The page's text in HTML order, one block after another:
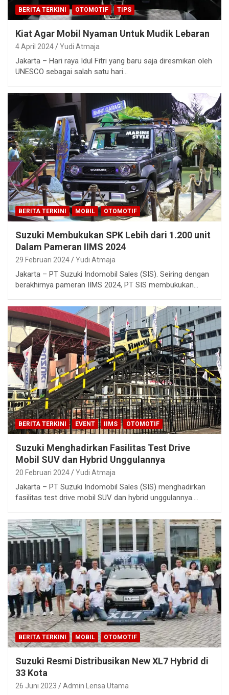
BERITA TERKINI OTOMOTIF TIPS
Kiat Agar Mobil Nyaman Untuk Mudik Lebaran
4 April 2024 Yudi Atmaja
Jakarta – Hari raya Idul Fitri yang baru saja diresmikan oleh
UNESCO sebagai salah satu hari…
BERITA TERKINI MOBIL OTOMOTIF
Suzuki Membukukan SPK Lebih dari 1.200 unit
Dalam Pameran IIMS 2024
29 Februari 2024 Yudi Atmaja
Jakarta – PT Suzuki Indomobil Sales (SIS). Seiring dengan
berakhirnya pameran IIMS 2024, PT SIS membukukan…
BERITA TERKINI EVENT IIMS OTOMOTIF
Suzuki Menghadirkan Fasilitas Test Drive
Mobil SUV dan Hybrid Unggulannya
20 Februari 2024 Yudi Atmaja
Jakarta – PT Suzuki Indomobil Sales (SIS) menghadirkan
fasilitas test drive mobil SUV dan hybrid unggulannya.…
BERITA TERKINI MOBIL OTOMOTIF
Suzuki Resmi Distribusikan New XL7 Hybrid di
33 Kota
26 Juni 2023 Admin Lensa Utama